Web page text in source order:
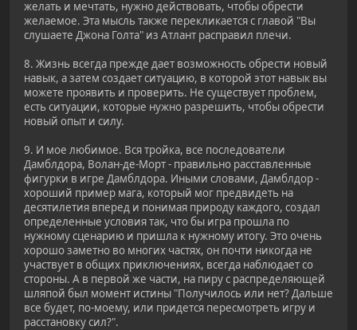
желать и мечтать, нужно действовать, чтобы обрести
желаемое. Эта мысль также перекликается с главой "Вы
слушаете Джона Голта" из Атлант расправил плечи.
8. Жизнь всегда прежде дает возможность обрести новый
навык, а затем создает ситуацию, в которой этот навык вы
можете проявить и проверить. Не существует проблем,
есть ситуации, которые нужно разрешить, чтобы обрести
новый опыт и силу.
9. И мое любимое. Вся тройка, все последователи
Дамблдора, Волан-де-Морт - правильно расставленные
фигурки в игре Дамблдора. Иными словами, Дамблдор -
хороший пример мага, который мог предвидеть на
десятилетия вперед и понимая природу каждого, создал
определенные условия так, что бы игра прошла по
нужному сценарию и пришла к нужному итогу. Это очень
хорошо заметно во многих частях, он почти никогда не
участвует в общих приключениях, всегда наблюдает со
стороны. А в первой же части, на пиру с распределяющей
шляпой был момент истины "Получилось или нет? Дальше
все будет, по-моему, или придется пересмотреть игру и
расстановку сил?".